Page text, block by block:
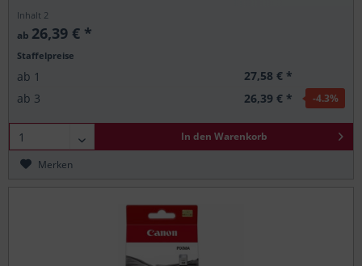
Inhalt 2
ab 26,39 € *
Staffelpreise
ab 1
27,58 € *
ab 3 26,39 € * -4.3%
In den Warenkorb
Merken